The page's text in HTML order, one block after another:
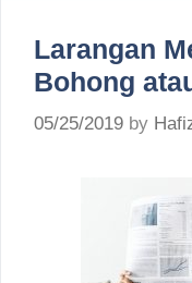
Larangan
Bohong
05/25/2019 by